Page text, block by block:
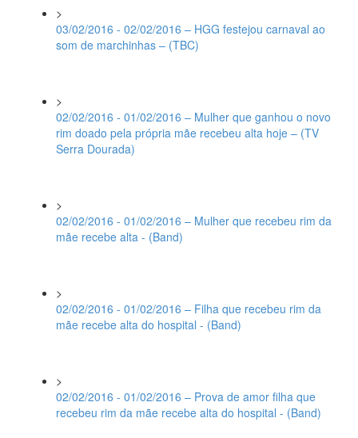
>
03/02/2016 - 02/02/2016 – HGG festejou carnaval ao
som de marchinhas – (TBC)
>
02/02/2016 - 01/02/2016 – Mulher que ganhou o novo
rim doado pela própria mãe recebeu alta hoje – (TV
Serra Dourada)
>
02/02/2016 - 01/02/2016 – Mulher que recebeu rim da
mãe recebe alta - (Band)
>
02/02/2016 - 01/02/2016 – Filha que recebeu rim da
mãe recebe alta do hospital - (Band)
>
02/02/2016 - 01/02/2016 – Prova de amor filha que
recebeu rim da mãe recebe alta do hospital - (Band)